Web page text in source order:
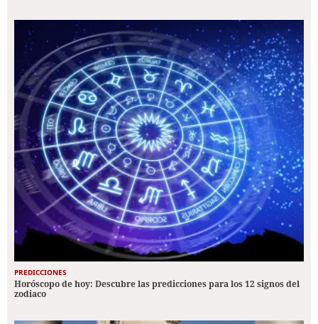
PREDICCIONES
Horóscopo de hoy: Descubre las predicciones para los 12 signos del
zodiaco